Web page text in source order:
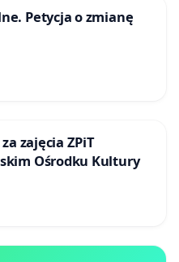
Petycja o zmianę
zajęcia ZPiT
Ośrodku Kultury